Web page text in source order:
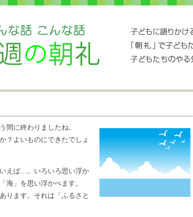
間に終わりましたね。
？よいものにできたでしょ
えば…。いろいろ思い浮か
海」を思い浮かべます。
ります。それは「ふるさと